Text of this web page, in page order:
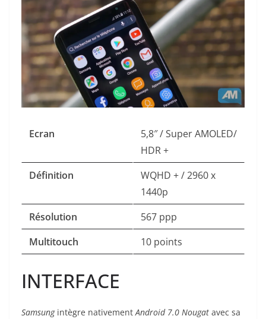
Ecran
5,8″ / Super AMOLED/
HDR +
Définition
WQHD + / 2960 x
1440p
Résolution
567 ppp
Multitouch
10 points
INTERFACE
Samsung intègre nativementAndroid 7.0 Nougat avec sa